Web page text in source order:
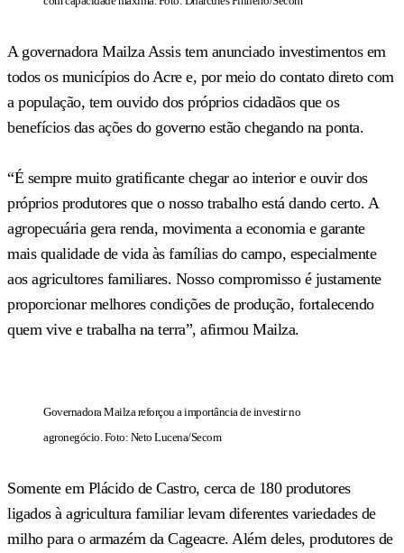
A governadora Mailza Assis tem anunciado investimentos em
todos os municípios do Acre e, por meio do contato direto com
a população, tem ouvido dos próprios cidadãos que os
benefícios das ações do governo estão chegando na ponta.
“É sempre muito gratificante chegar ao interior e ouvir dos
próprios produtores que o nosso trabalho está dando certo. A
agropecuária gera renda, movimenta a economia e garante
mais qualidade de vida às famílias do campo, especialmente
aos agricultores familiares. Nosso compromisso é justamente
proporcionar melhores condições de produção, fortalecendo
quem vive e trabalha na terra”, afirmou Mailza.
Governadora Mailza reforçou a importância de investir no
agronegócio. Foto: Neto Lucena/Secom
Somente em Plácido de Castro, cerca de 180 produtores
ligados à agricultura familiar levam diferentes variedades de
milho para o armazém da Cageacre. Além deles, produtores de